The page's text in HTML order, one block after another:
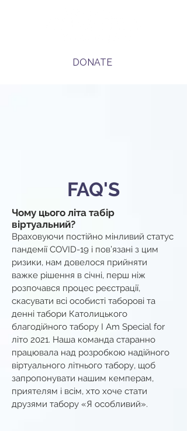
DONATE
FAQ'S
Чому цього літа табір
віртуальний?
Враховуючи постійно мінливий статус
пандемії COVID-19 і пов’язані з цим
ризики, нам довелося прийняти
важке рішення в січні, перш ніж
розпочався процес реєстрації,
скасувати всі особисті таборові та
денні табори Католицького
благодійного табору I Am Special for
літо 2021. Наша команда старанно
працювала над розробкою надійного
віртуального літнього табору, щоб
запропонувати нашим кемперам,
приятелям і всім, хто хоче стати
друзями табору «Я особливий».